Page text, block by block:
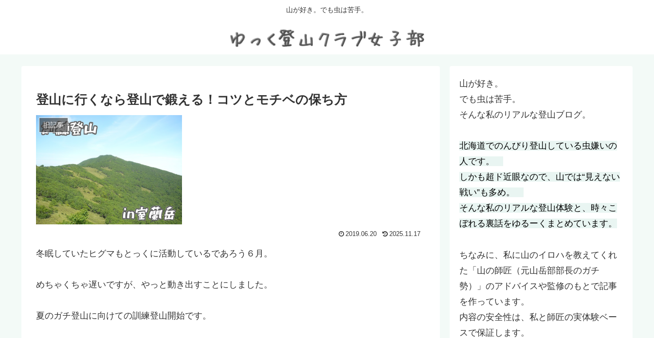
山が好き。でも虫は苦手。
登山に行くなら登山で鍛える！コツとモチベの保ち方
旧記事
2019.06.20 2025.11.17
冬眠していたヒグマもとっくに活動しているであろう６月。
めちゃくちゃ遅いですが、やっと動き出すことにしました。
夏のガチ登山に向けての訓練登山開始です。
山が好き。
でも虫は苦手。
そんな私のリアルな登山ブログ。
北海道でのんびり登山している虫嫌いの
人です。
しかも超ド近眼なので、山では“見えない
戦い”も多め。
そんな私のリアルな登山体験と、時々こ
ぼれる裏話をゆるーくまとめています。
ちなみに、私に山のイロハを教えてくれ
た「山の師匠（元山岳部部長のガチ
勢）」のアドバイスや監修のもとで記事
を作っています。
内容の安全性は、私と師匠の実体験ベー
スで保証します。